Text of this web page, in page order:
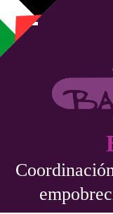
Pasar al contenido